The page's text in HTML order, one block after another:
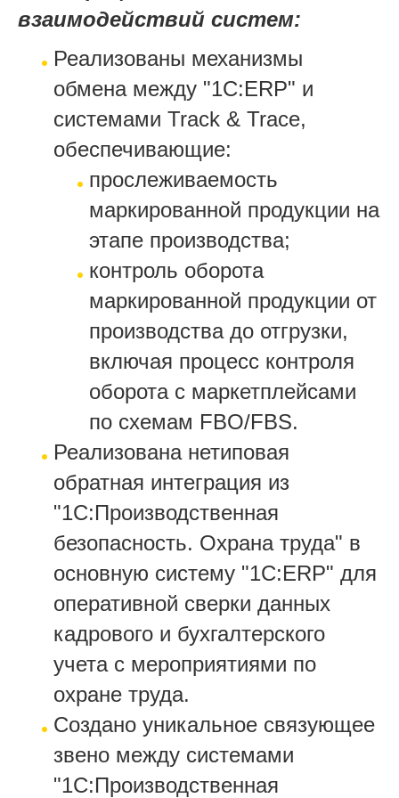
взаимодействий систем:
Реализованы механизмы
обмена между "1С:ERP" и
системами Track & Trace,
обеспечивающие:
прослеживаемость
маркированной продукции на
этапе производства;
контроль оборота
маркированной продукции от
производства до отгрузки,
включая процесс контроля
оборота с маркетплейсами
по схемам FBO/FBS.
Реализована нетиповая
обратная интеграция из
"1С:Производственная
безопасность. Охрана труда" в
основную систему "1С:ERP" для
оперативной сверки данных
кадрового и бухгалтерского
учета с мероприятиями по
охране труда.
Создано уникальное связующее
звено между системами
"1С:Производственная